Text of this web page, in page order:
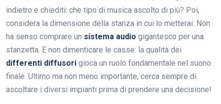
indietro e chiediti: che tipo di musica ascolto di più? Poi,
considera la dimensione della stanza in cui lo metterai. Non
ha senso comprare un sistema audio gigantesco per una
stanzetta. E non dimenticare le casse: la qualità dei
differenti diffusori gioca un ruolo fondamentale nel suono
finale. Ultimo ma non meno importante, cerca sempre di
ascoltare i diversi impianti prima di prendere una decisione!